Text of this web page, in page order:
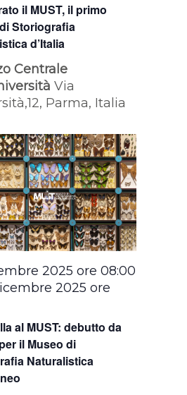
il MUST, il primo
Storiografia
d’Italia
Centrale
Via
Parma, Italia
al MUST: debutto da
il Museo di
Naturalistica
2025 ore 08:00
2025 ore